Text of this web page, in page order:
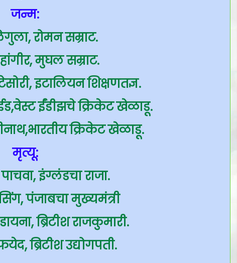
जन्म:
रोमन सम्राट.
मुघल सम्राट.
इटालियन शिक्षणतज्ञ.
ईंडीझचे क्रिकेट खेळाडू.
क्रिकेट खेळाडू.
मृत्यू:
इंग्लंडचा राजा.
पंजाबचा मुख्यमंत्री
ब्रिटीश राजकुमारी.
ब्रिटीश उद्योगपती.